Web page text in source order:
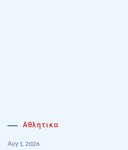
Αθλητικα
Αυγ 1, 2026